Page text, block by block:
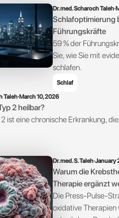
Dr. med. Scharoch Taleh·
Schlafoptimierung
Führungskräfte
59 % der
Sie, wie Sie mit
schlafen.
Schlaf
Taleh·March 10, 2026
2 heilbar?
ist eine chronische Erkrankung,
Dr. med. S. Taleh·January
Warum die
Therapie ergänzt
Die Press-Pulse-
oxidative Therapien